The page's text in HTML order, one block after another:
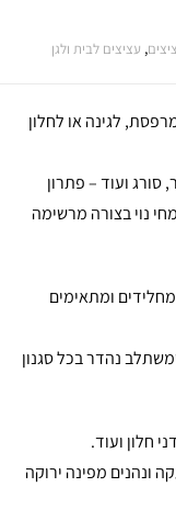
, עציצים לבית ולגן
לגינה או לחלון
סורג ועוד – פתרון
נוי בצורה מרשימה
מחלידים ומתאימים
נהדר בכל סגנון
חלון ועוד.
ונהנים מפינה ירוקה